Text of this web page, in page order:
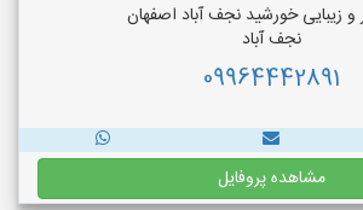
و زیبایی خورشید نجف آباد اصفهان
نجف‌ آباد
09964442891
مشاهده پروفایل